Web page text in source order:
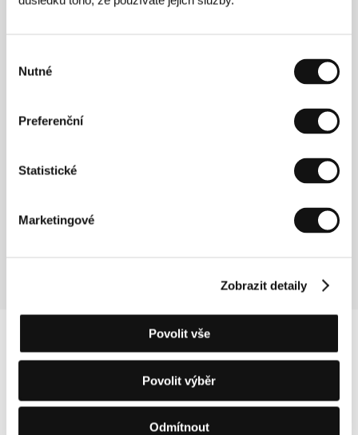
souhlasu
Nutné
Preferenční
Statistické
Marketingové
Zobrazit detaily
Povolit vše
Povolit výběr
Odmítnout
Soulu. Svou filmovou dráhu zahájil v roce 1993 jako
asistent režie při natáčení Lee Song Suova snímku A
Little Lover. Roku 1997 získal cenu časopisu Cine21
realizace. Se snímkem Rány pod pás se zúčastnil
mimo jiné filmových festivalů v Torontu, Vancouveru a